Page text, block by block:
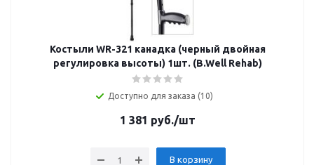
Костыли WR-321 канадка (черный двойная
регулировка высоты) 1шт. (B.Well Rehab)
Доступно для заказа (10)
1 381 руб./шт
В корзину